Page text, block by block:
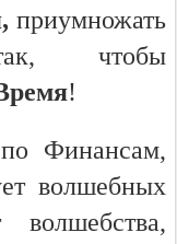
приумножать
чтобы
!
Финансам,
волшебных